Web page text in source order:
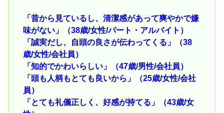
「昔から見ているし、清潔感があって爽やかで嫌
味がない」（38歳/女性/パート・アルバイト）
「誠実だし、自頭の良さが伝わってくる」（38
歳/女性/会社員）
「知的でかわいらしい」（47歳/男性/会社員）
「頭も人柄もとても良いから」（25歳/女性/会社
員）
「とても礼儀正しく、好感が持てる」（43歳/女